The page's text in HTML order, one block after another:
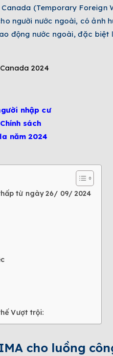
(Temporary Foreign
người nước ngoài, có ảnh
động nước ngoài, đặc
nhập cư
sách
năm 2024
từ ngày 26/ 09/ 2024
Vượt trội:
cho luồng